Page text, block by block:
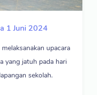
1 Juni 2024
upacara
yang jatuh pada hari
sekolah.